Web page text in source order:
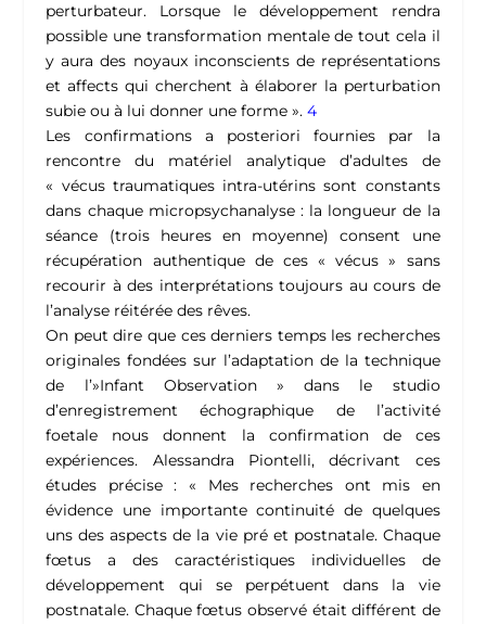
perturbateur. Lorsque le développement rendra
possible une transformation mentale de tout cela il
y aura des noyaux inconscients de représentations
et affects qui cherchent à élaborer la perturbation
subie ou à lui donner une forme».4
Les confirmations a posteriori fournies par la
rencontre du matériel analytique d’adultes de
« vécus traumatiques intra-utérins sont constants
dans chaque micropsychanalyse : la longueur de la
séance (trois heures en moyenne) consent une
récupération authentique de ces « vécus » sans
recourir à des interprétations toujours au cours de
l’analyse réitérée des rêves.
On peut dire que ces derniers temps les recherches
originales fondées sur l’adaptation de la technique
de l’»Infant Observation » dans le studio
d’enregistrement échographique de l’activité
foetale nous donnent la confirmation de ces
expériences. Alessandra Piontelli, décrivant ces
études précise : « Mes recherches ont mis en
évidence une importante continuité de quelques
uns des aspects de la vie pré et postnatale. Chaque
fœtus a des caractéristiques individuelles de
développement qui se perpétuent dans la vie
postnatale. Chaque fœtus observé était différent de